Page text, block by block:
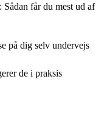
får du mest ud af
på dig selv undervejs
de i praksis